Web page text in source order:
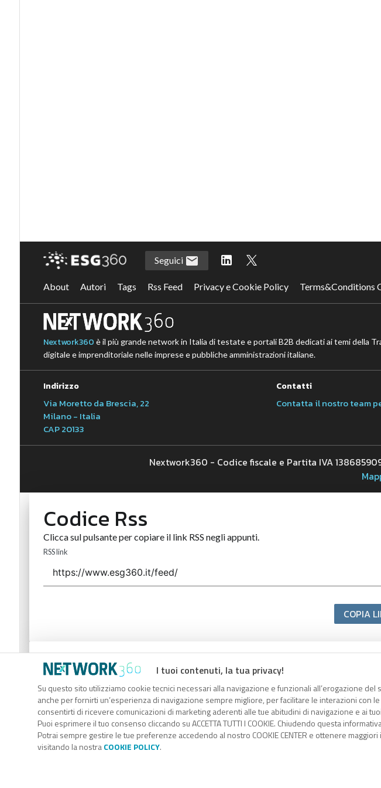
I tuoi contenuti, la tua privacy!
Su questo sito utilizziamo cookie tecnici necessari alla navigazione e funzionali all’erogazione del
anche per fornirti un’esperienza di navigazione sempre migliore, per facilitare le interazioni con
consentirti di ricevere comunicazioni di marketing aderenti alle tue abitudini di navigazione e ai
Puoi esprimere il tuo consenso cliccando su ACCETTA TUTTI I COOKIE. Chiudendo questa
Potrai sempre gestire le tue preferenze accedendo al nostro COOKIE CENTER e ottenere
visitando la nostraCOOKIE POLICY.
Seguici
About Autori Tags Rss Feed Privacy e Cookie Policy Terms&Conditions
Nextwork360 è il più grande network in Italia di testate e portali B2B dedicati ai temi della
digitale e imprenditoriale nelle imprese e pubbliche amministrazioni italiane.
Indirizzo
Via Moretto da Brescia, 22
Milano - Italia
CAP 20133
Contatti
Contatta il nostro team
Nextwork360 - Codice fiscale e Partita IVA
Codice Rss
Clicca sul pulsante per copiare il link RSS negli appunti.
RSS link
COPIA
Codice Rss
Clicca sul pulsante per copiare il link RSS negli appunti.
RSS link